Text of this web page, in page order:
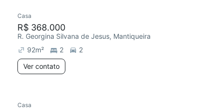
Casa
R$ 368.000
R. Georgina Silvana de Jesus, Mantiqueira
92m² 2
2
Ver contato
Casa